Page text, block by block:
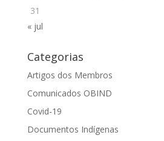
31
« jul
Categorias
Artigos dos Membros
Comunicados OBIND
Covid-19
Documentos Indígenas